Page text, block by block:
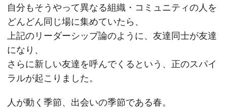
自分もそうやって異なる組織・コミュニティの人を
どんどん同じ場に集めていたら、
上記のリーダーシップ論のように、友達同士が友達
になり、
さらに新しい友達を呼んでくるという、正のスパイ
ラルが起こりました。
人が動く季節、出会いの季節である春。